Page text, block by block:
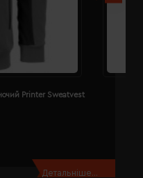
Printer Sweatvest
Детальніше...